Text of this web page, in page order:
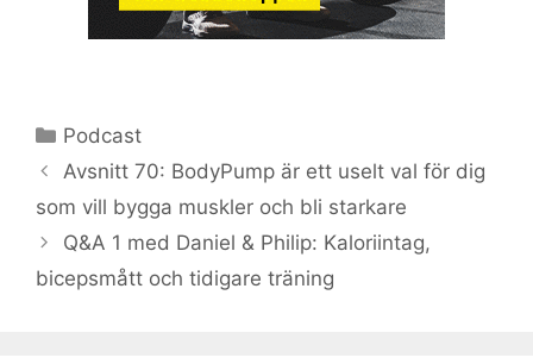
Kategorier
Podcast
Avsnitt 70: BodyPump är ett uselt val för dig
som vill bygga muskler och bli starkare
Q&A 1 med Daniel & Philip: Kaloriintag,
bicepsmått och tidigare träning